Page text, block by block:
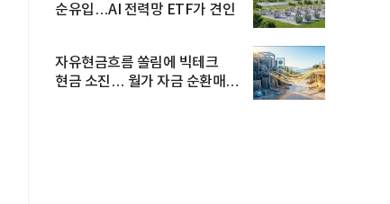
순유입…AI 전력망 ETF가 견인
자유현금흐름 쏠림에 빅테크
현금 소진… 월가 자금 순환매